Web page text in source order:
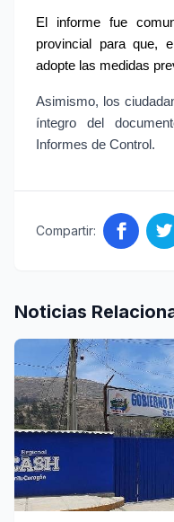
El informe fue
provincial para que,
adopte las medidas
Asimismo, los
íntegro del
Informes de Control.
Compartir:
Noticias